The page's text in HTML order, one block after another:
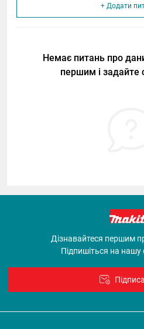
+ Додати
Немає питань про
першим і задайте
Дізнавайтеся першим
Підпишіться на нашу